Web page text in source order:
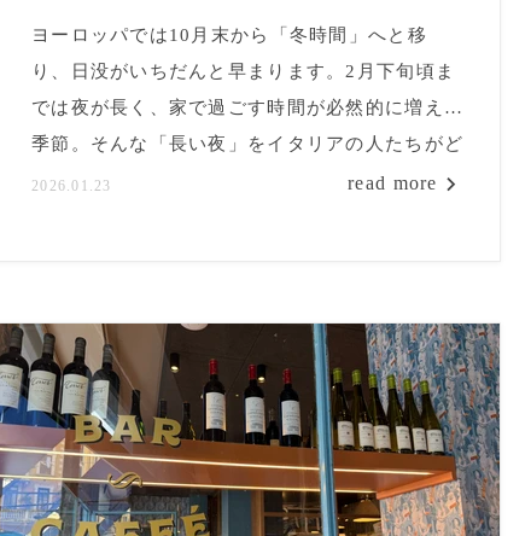
ヨーロッパでは10月末から「冬時間」へと移
り、日没がいちだんと早まります。2月下旬頃ま
では夜が長く、家で過ごす時間が必然的に増える
季節。そんな「長い夜」をイタリアの人たちがど
のように暮らしているのか。今回は、冬の街の風
2026.01.23 read more